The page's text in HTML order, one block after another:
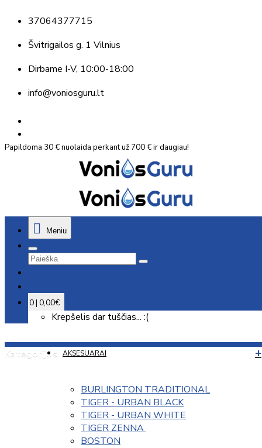
37064377715
Švitrigailos g. 1 Vilnius
Dirbame I-V, 10:00-18:00
info@voniosguru.lt
Papildoma 30 € nuolaida perkant už 700 € ir daugiau!
Meniu
0 | 0,00€
Krepšelis dar tuščias... :(
Kategorijos AKSESUARAI
BURLINGTON TRADITIONAL
TIGER - URBAN BLACK
TIGER - URBAN WHITE
TIGER ZENNA
BOSTON